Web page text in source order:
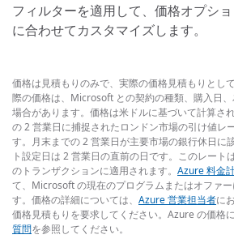
フィルターを適用して、価格オプシ
に合わせてカスタマイズします。
価格は見積もりのみで、実際の価格見積もりとし
際の価格は、Microsoft との契約の種類、購入日
場合があります。価格は米ドルに基づいて計算さ
の 2 営業日に捕捉されたロンドン市場の引け値レ
す。月末までの 2 営業日が主要市場の銀行休日に
ト設定日は 2 営業日の直前の日です。このレート
のトランザクションに適用されます。 Azure 料金
て、Microsoft の現在のプログラムまたはオファ
す。価格の詳細については、 Azure 営業担当者に
価格見積もりを要求してください。Azure の価格
質問を参照してください。